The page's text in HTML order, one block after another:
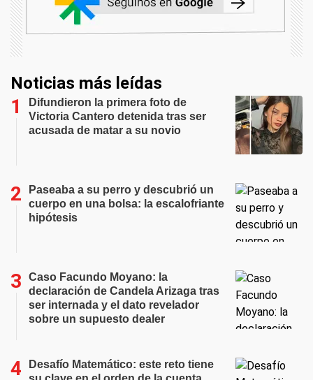
Noticias más leídas
Difundieron la primera foto de
Victoria Cantero detenida tras ser
acusada de matar a su novio
Paseaba a su perro y descubrió un
cuerpo en una bolsa: la escalofriante
hipótesis
Caso Facundo Moyano: la
declaración de Candela Arizaga tras
ser internada y el dato revelador
sobre un supuesto dealer
Desafío Matemático: este reto tiene